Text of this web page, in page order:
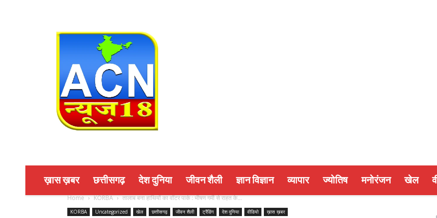
ख़ास ख़बर छत्तीसगढ़ देश दुनिया जीवन शैली ज्ञान विज्ञान व्यापार ज्योतिष मनोरंजन खेल
Home KORBA तालाब बना हाथियों का वॉटर पार्क : भीषण गर्मी से राहत के...
KORBA Uncategorized खेल छत्तीसगढ़ जीवन शैली ट्रैंडिंग देश दुनिया वीडियो ख़ास ख़बर